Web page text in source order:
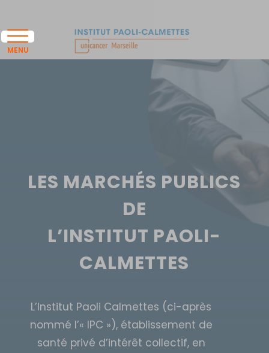
LES MARCHÉS PUBLICS
DE
L’INSTITUT PAOLI-
CALMETTES
L’Institut Paoli Calmettes (ci-après
nommé l’« IPC »), établissement de
santé privé d’intérêt collectif, en